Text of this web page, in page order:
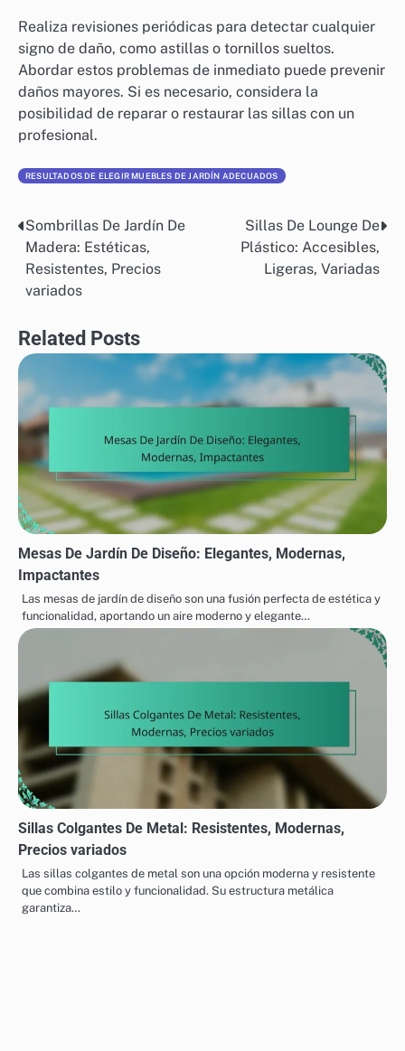
Realiza revisiones periódicas para detectar cualquier
signo de daño, como astillas o tornillos sueltos.
Abordar estos problemas de inmediato puede prevenir
daños mayores. Si es necesario, considera la
posibilidad de reparar o restaurar las sillas con un
profesional.
RESULTADOS DE ELEGIR MUEBLES DE JARDÍN ADECUADOS
Post
navigation
Sombrillas De Jardín De
Madera: Estéticas,
Resistentes, Precios
variados
Sillas De Lounge De
Plástico: Accesibles,
Ligeras, Variadas
Related Posts
Mesas De Jardín De Diseño: Elegantes, Modernas,
Impactantes
Las mesas de jardín de diseño son una fusión perfecta de estética y
funcionalidad, aportando un aire moderno y elegante…
Sillas Colgantes De Metal: Resistentes, Modernas,
Precios variados
Las sillas colgantes de metal son una opción moderna y resistente
que combina estilo y funcionalidad. Su estructura metálica
garantiza…